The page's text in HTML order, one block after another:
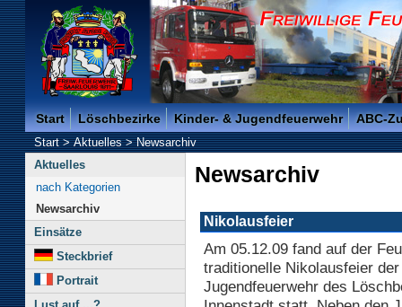
Freiwillige Feuerwehr der Kreisstadt Saarlouis -
Start Löschbezirke Kinder- & Jugendfeuerwehr ABC-
Start>Aktuelles>Newsarchiv
Aktuelles
nach Kategorien
Newsarchiv
Einsätze
Steckbrief
Portrait
Newsarchiv
Nikolausfeier
Am 05.12.09 fand auf der
traditionelle Nikolausfeier der
Jugendfeuerwehr des